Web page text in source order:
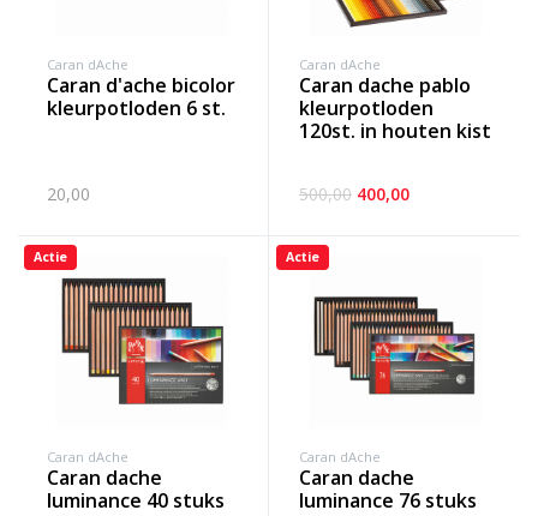
Caran dAche
caran d'ache bicolor
kleurpotloden 6 st.
20,00
Caran dAche
caran dache pablo
kleurpotloden
120st. in houten kist
500,00 400,00
Actie
Caran dAche
caran dache
luminance 40 stuks
Actie
Caran dAche
caran dache
luminance 76 stuks